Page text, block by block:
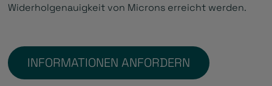
Widerholgenauigkeit von Microns erreicht werden.
INFORMATIONEN ANFORDERN